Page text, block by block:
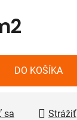
DO KOŠÍKA
sa Strážiť